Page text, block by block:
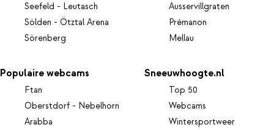
Seefeld - Leutasch
Sölden - Ötztal Arena
Sörenberg
Ausservillgraten
Prémanon
Mellau
Populaire webcams
Ftan
Oberstdorf - Nebelhorn
Arabba
Sneeuwhoogte.nl
Top 50
Webcams
Wintersportweer